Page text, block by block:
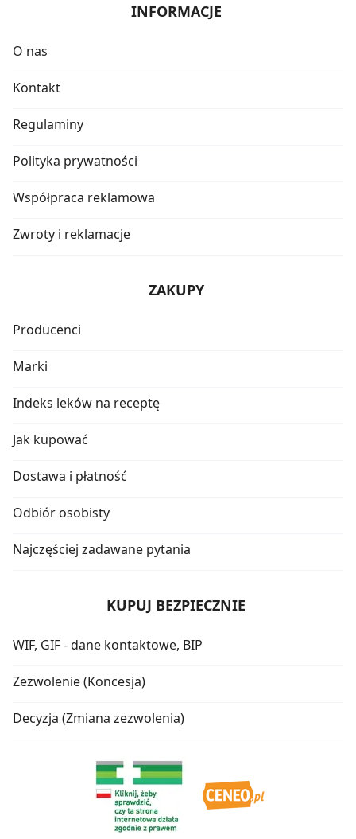
INFORMACJE
O nas
Kontakt
Regulaminy
Polityka prywatności
Współpraca reklamowa
Zwroty i reklamacje
ZAKUPY
Producenci
Marki
Indeks leków na receptę
Jak kupować
Dostawa i płatność
Odbiór osobisty
Najczęściej zadawane pytania
KUPUJ BEZPIECZNIE
WIF, GIF - dane kontaktowe, BIP
Zezwolenie (Koncesja)
Decyzja (Zmiana zezwolenia)